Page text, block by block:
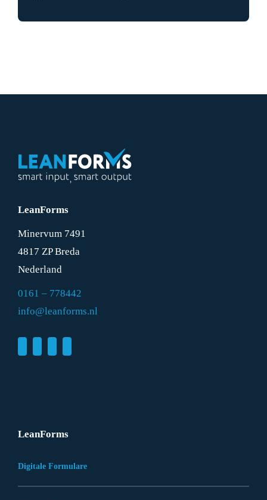
LeanForms
Minervum 7491
4817 ZP Breda
Nederland
0161 – 778442
info@leanforms.nl
LeanForms
Digitale Formulare